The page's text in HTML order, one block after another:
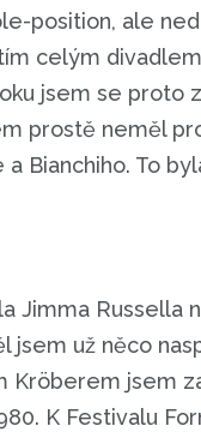
position, ale
celým
jsem se proto
prostě neměl
a Bianchiho. To
Jimma Russella
jsem už něco
Kröberem jsem
K Festivalu